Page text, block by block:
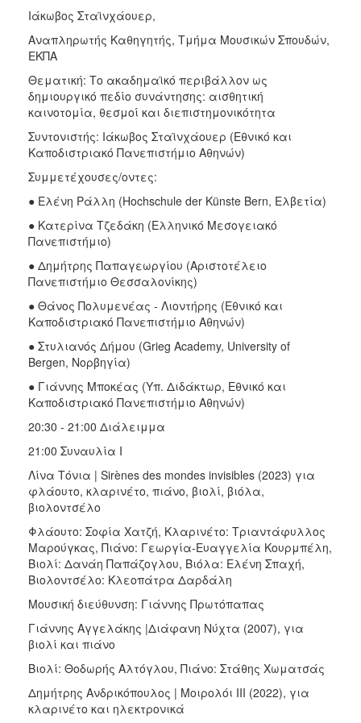
Ιάκωβος Σταϊνχάουερ,
Αναπληρωτής Καθηγητής, Τμήμα Μουσικών Σπουδών,
ΕΚΠΑ
Θεματική: Το ακαδημαϊκό περιβάλλον ως
δημιουργικό πεδίο συνάντησης: αισθητική
καινοτομία, θεσμοί και διεπιστημονικότητα
Συντονιστής: Ιάκωβος Σταϊνχάουερ (Εθνικό και
Καποδιστριακό Πανεπιστήμιο Αθηνών)
Συμμετέχουσες/οντες:
● Ελένη Ράλλη (Hochschule der Künste Bern, Ελβετία)
● Κατερίνα Τζεδάκη (Ελληνικό Μεσογειακό
Πανεπιστήμιο)
● Δημήτρης Παπαγεωργίου (Αριστοτέλειο
Πανεπιστήμιο Θεσσαλονίκης)
● Θάνος Πολυμενέας - Λιοντήρης (Εθνικό και
Καποδιστριακό Πανεπιστήμιο Αθηνών)
● Στυλιανός Δήμου (Grieg Academy, University of
Bergen, Νορβηγία)
● Γιάννης Μποκέας (Υπ. Διδάκτωρ, Εθνικό και
Καποδιστριακό Πανεπιστήμιο Αθηνών)
20:30 - 21:00 Διάλειμμα
21:00 Συναυλία Ι
Λίνα Τόνια | Sirènes des mondes invisibles (2023) για
φλάουτο, κλαρινέτο, πιάνο, βιολί, βιόλα,
βιολοντσέλο
Φλάουτο: Σοφία Χατζή, Κλαρινέτο: Τριαντάφυλλος
Μαρούγκας, Πιάνο: Γεωργία-Ευαγγελία Κουρμπέλη,
Βιολί: Δανάη Παπάζογλου, Βιόλα: Ελένη Σπαχή,
Βιολοντσέλο: Κλεοπάτρα Δαρδάλη
Μουσική διεύθυνση: Γιάννης Πρωτόπαπας
Γιάννης Αγγελάκης |Διάφανη Νύχτα (2007), για
βιολί και πιάνο
Βιολί: Θοδωρής Αλτόγλου, Πιάνο: Στάθης Χωματσάς
Δημήτρης Ανδρικόπουλος | Μοιρολόι III (2022), για
κλαρινέτο και ηλεκτρονικά